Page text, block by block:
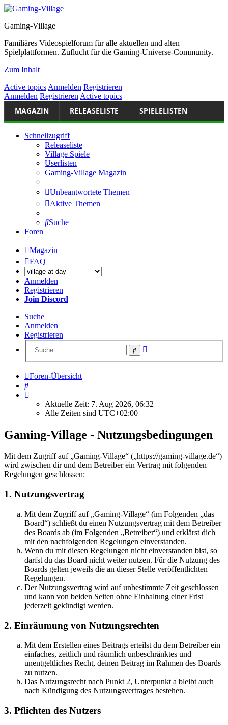
Gaming-Village
Familiäres Videospielforum für alle aktuellen und alten
Spielplattformen. Zuflucht für die Gaming-Universe-Community.
Zum Inhalt
Active topics Anmelden Registrieren
Anmelden Registrieren Active topics
MAGAZIN RELEASELISTE SPIELELISTEN
Schnellzugriff
Releaseliste
Village Spiele
Userlisten
Gaming-Village Magazin
Unbeantwortete Themen
Aktive Themen
Suche
Foren
Magazin
FAQ
Anmelden
Registrieren
Join Discord
Suche
Anmelden
Registrieren
Suche
Foren-Übersicht
Suche
Aktuelle Zeit: 7. Aug 2026, 06:32
Alle Zeiten sind UTC+02:00
Gaming-Village - Nutzungsbedingungen
Mit dem Zugriff auf „Gaming-Village“ („https://gaming-village.de“)
wird zwischen dir und dem Betreiber ein Vertrag mit folgenden
Regelungen geschlossen:
1. Nutzungsvertrag
Mit dem Zugriff auf „Gaming-Village“ (im Folgenden „das
Board“) schließt du einen Nutzungsvertrag mit dem Betreiber
des Boards ab (im Folgenden „Betreiber“) und erklärst dich
mit den nachfolgenden Regelungen einverstanden.
Wenn du mit diesen Regelungen nicht einverstanden bist, so
darfst du das Board nicht weiter nutzen. Für die Nutzung des
Boards gelten jeweils die an dieser Stelle veröffentlichten
Regelungen.
Der Nutzungsvertrag wird auf unbestimmte Zeit geschlossen
und kann von beiden Seiten ohne Einhaltung einer Frist
jederzeit gekündigt werden.
2. Einräumung von Nutzungsrechten
Mit dem Erstellen eines Beitrags erteilst du dem Betreiber ein
einfaches, zeitlich und räumlich unbeschränktes und
unentgeltliches Recht, deinen Beitrag im Rahmen des Boards
zu nutzen.
Das Nutzungsrecht nach Punkt 2, Unterpunkt a bleibt auch
nach Kündigung des Nutzungsvertrages bestehen.
3. Pflichten des Nutzers